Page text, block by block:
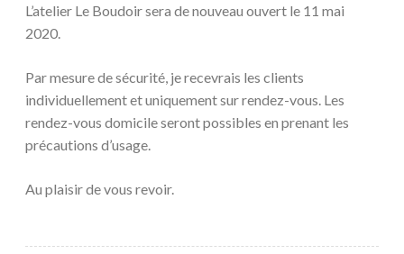
L’atelier Le Boudoir sera de nouveau ouvert le 11 mai
2020.
Par mesure de sécurité, je recevrais les clients
individuellement et uniquement sur rendez-vous. Les
rendez-vous domicile seront possibles en prenant les
précautions d’usage.
Au plaisir de vous revoir.